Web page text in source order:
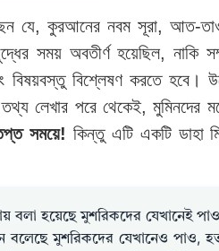
যে, কুরআনের নবম সূরা, আত-
সময় অবতীর্ণ হয়েছিল, নাকি
বিষয়বস্তু বিশ্লেষণ করতে
লেখার পরে থেকেই, মুমিনদের
সময়ে! কিন্তু এটি একটি ডাহা
হয়েছে মুশরিকদের যেখানেই
মুশরিকদের যেখানেও পাও,